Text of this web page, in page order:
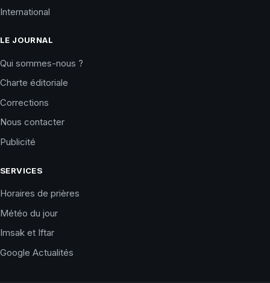
International
LE JOURNAL
Qui sommes-nous ?
Charte éditoriale
Corrections
Nous contacter
Publicité
SERVICES
Horaires de prières
Météo du jour
Imsak et Iftar
Google Actualités